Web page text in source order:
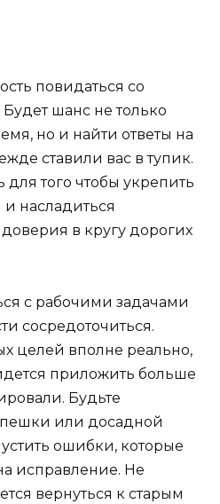
повидаться со
шанс не только
но и найти ответы на
ставили вас в тупик.
того чтобы укрепить
насладиться
в кругу дорогих
с рабочими задачами
сосредоточиться.
целей вполне реально,
приложить больше
Будьте
или досадной
ошибки, которые
исправление. Не
вернуться к старым